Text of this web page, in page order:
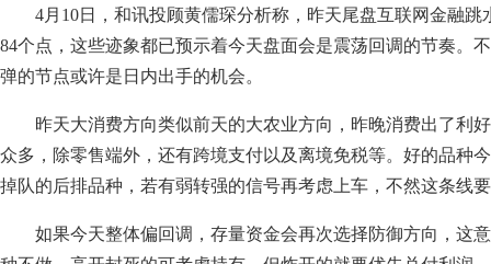
4月10日，和讯投顾黄儒琛分析称，昨天尾盘互联网金融
84个点，这些迹象都已预示着今天盘面会是震荡回调的节奏。
弹的节点或许是日内出手的机会。
昨天大消费方向类似前天的大农业方向，昨晚消费出了利
众多，除零售端外，还有跨境支付以及离境免税等。好的品种
掉队的后排品种，若有弱转强的信号再考虑上车，不然这条线
如果今天整体偏回调，存量资金会再次选择防御方向，这